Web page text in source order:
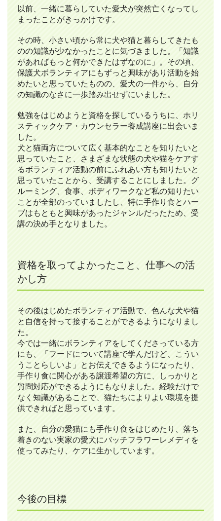
以前、一緒に暮らしていた愛犬が突然亡くなってし
まったことがきっかけです。
その時、小さい頃から常に犬や猫と暮らしてきたも
のの知識が少なかったことに気づきました。「知識
があればもっと何かできたはずなのに」。その頃、
保護犬ボランティアにもずっと興味があり活動を始
めたいと思っていたものの、愛犬の一件から、自分
の知識のなさに一歩踏み出せずにいました。
勉強をはじめようと資格を探しているうちに、ホリ
スティックケア・カウンセラー養成講座に出会いま
した。
犬と猫両方について広く基本的なことを知りたいと
思っていたこと、さまざまな状態の犬や猫をケアす
るボランティア活動の前にふれあい方も知りたいと
思っていたことから、受講することにしました。グ
ルーミング、食事、ボディワークなど私の知りたい
ことが全部のっていましたし、特に手作り食とハー
ブはもともと興味があったジャンルだったため、受
講の決め手となりました。
資格を取ってよかったこと、仕事への活
かし方
その後はじめたボランティア活動で、色んな犬や猫
と自信を持って接することができるようになりまし
た。
今では一緒にボランティアをしてくださっている方
にも、「フードについて講座で学んだけど、こうい
うことらしいよ」とお伝えできるようになったり、
手作り食に関心がある譲渡希望の方に、しっかりと
質問対応ができるようにもなりました。経験だけで
なく知識があることで、猫たちによりよい環境を提
供できればと思っています。
また、自分の愛猫にも手作り食をはじめたり、落ち
着きのない実家の愛犬にバッチフラワーレメディを
使ってみたり、ケアに生かしています。
今後の目標